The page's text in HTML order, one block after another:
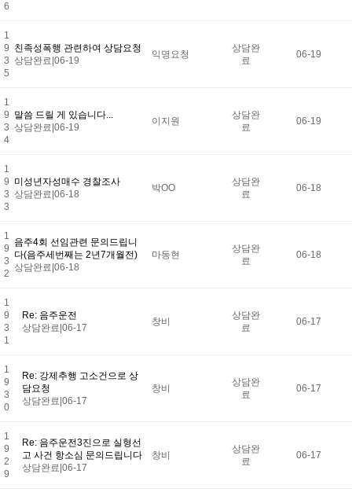
6
1
9
3
5
친족성폭행 관련하여 상담요청
상담완료 06-19
익명요청
상담완
료
06-19
1
9
3
4
말씀 드릴 게 있습니다...
상담완료 06-19
이지원
상담완
료
06-19
1
9
3
3
미성년자성매수 경찰조사
상담완료 06-18
박OO
상담완
료
06-18
1
9
3
2
음주4회 선임관련 문의드립니
다(음주세번째는 2년7개월전)
상담완료 06-18
마동현
상담완
료
06-18
1
9
3
1
Re: 음주운전
상담완료 06-17
창비
상담완
료
06-17
1
9
3
0
Re: 강제추행 고소건으로 상
담요청
상담완료 06-17
창비
상담완
료
06-17
1
9
2
9
Re: 음주운전3진으로 실형선
고 사건 항소심 문의드립니다
상담완료 06-17
창비
상담완
료
06-17